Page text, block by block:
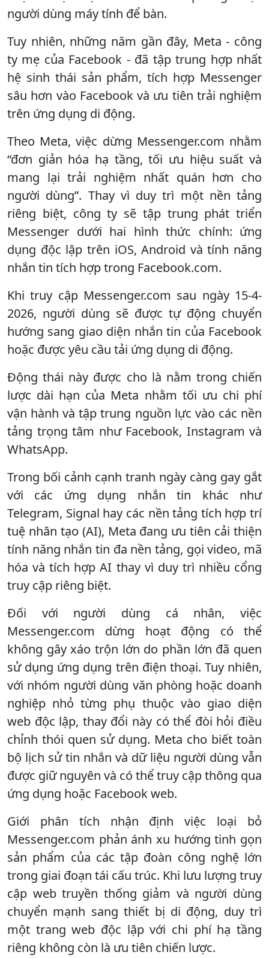
người dùng máy tính để bàn.
Tuy nhiên, những năm gần đây, Meta - công
ty mẹ của Facebook - đã tập trung hợp nhất
hệ sinh thái sản phẩm, tích hợp Messenger
sâu hơn vào Facebook và ưu tiên trải nghiệm
trên ứng dụng di động.
Theo Meta, việc dừng Messenger.com nhằm
“đơn giản hóa hạ tầng, tối ưu hiệu suất và
mang lại trải nghiệm nhất quán hơn cho
người dùng”. Thay vì duy trì một nền tảng
riêng biệt, công ty sẽ tập trung phát triển
Messenger dưới hai hình thức chính: ứng
dụng độc lập trên iOS, Android và tính năng
nhắn tin tích hợp trong Facebook.com.
Khi truy cập Messenger.com sau ngày 15-4-
2026, người dùng sẽ được tự động chuyển
hướng sang giao diện nhắn tin của Facebook
hoặc được yêu cầu tải ứng dụng di động.
Động thái này được cho là nằm trong chiến
lược dài hạn của Meta nhằm tối ưu chi phí
vận hành và tập trung nguồn lực vào các nền
tảng trọng tâm như Facebook, Instagram và
WhatsApp.
Trong bối cảnh cạnh tranh ngày càng gay gắt
với các ứng dụng nhắn tin khác như
Telegram, Signal hay các nền tảng tích hợp trí
tuệ nhân tạo (AI), Meta đang ưu tiên cải thiện
tính năng nhắn tin đa nền tảng, gọi video, mã
hóa và tích hợp AI thay vì duy trì nhiều cổng
truy cập riêng biệt.
Đối với người dùng cá nhân, việc
Messenger.com dừng hoạt động có thể
không gây xáo trộn lớn do phần lớn đã quen
sử dụng ứng dụng trên điện thoại. Tuy nhiên,
với nhóm người dùng văn phòng hoặc doanh
nghiệp nhỏ từng phụ thuộc vào giao diện
web độc lập, thay đổi này có thể đòi hỏi điều
chỉnh thói quen sử dụng. Meta cho biết toàn
bộ lịch sử tin nhắn và dữ liệu người dùng vẫn
được giữ nguyên và có thể truy cập thông qua
ứng dụng hoặc Facebook web.
Giới phân tích nhận định việc loại bỏ
Messenger.com phản ánh xu hướng tinh gọn
sản phẩm của các tập đoàn công nghệ lớn
trong giai đoạn tái cấu trúc. Khi lưu lượng truy
cập web truyền thống giảm và người dùng
chuyển mạnh sang thiết bị di động, duy trì
một trang web độc lập với chi phí hạ tầng
riêng không còn là ưu tiên chiến lược.